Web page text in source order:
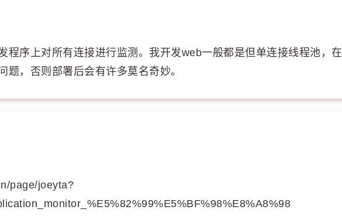
程序上对所有连接进行监测。我开发web一般都是但单连接线程池，在
题，否则部署后会有许多莫名奇妙。
page/joeyta?